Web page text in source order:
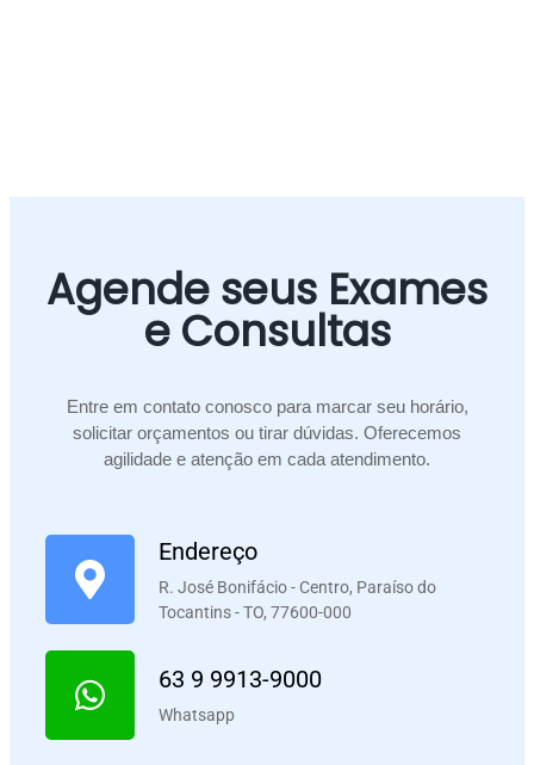
Agende seus Exames
e Consultas
Entre em contato conosco para marcar seu horário,
solicitar orçamentos ou tirar dúvidas. Oferecemos
agilidade e atenção em cada atendimento.
Endereço
R. José Bonifácio - Centro, Paraíso do
Tocantins - TO, 77600-000
63 9 9913-9000
Whatsapp